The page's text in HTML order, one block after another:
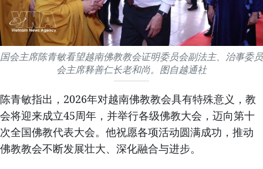
国会主席陈青敏看望越南佛教教会证明委员会副法主、治事委员
会主席释善仁长老和尚。图自越通社
陈青敏指出，2026年对越南佛教教会具有特殊意义，教
会将迎来成立45周年，并举行各级佛教大会，迈向第十
次全国佛教代表大会。他祝愿各项活动圆满成功，推动
佛教教会不断发展壮大、深化融合与进步。